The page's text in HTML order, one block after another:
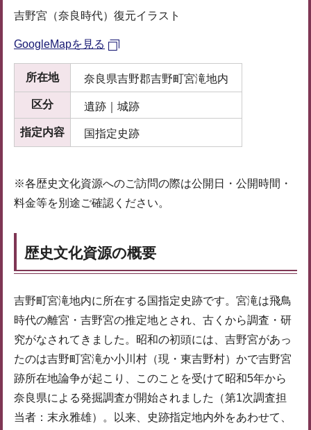
吉野宮（奈良時代）復元イラスト
GoogleMapを見る
所在地 奈良県吉野郡吉野町宮滝地内
区分 遺跡｜城跡
指定内容 国指定史跡
※各歴史文化資源へのご訪問の際は公開日・公開時間・
料金等を別途ご確認ください。
歴史文化資源の概要
吉野町宮滝地内に所在する国指定史跡です。宮滝は飛鳥
時代の離宮・吉野宮の推定地とされ、古くから調査・研
究がなされてきました。昭和の初頭には、吉野宮があっ
たのは吉野町宮滝か小川村（現・東吉野村）かで吉野宮
跡所在地論争が起こり、このことを受けて昭和5年から
奈良県による発掘調査が開始されました（第1次調査担
当者：末永雅雄）。以来、史跡指定地内外をあわせて、